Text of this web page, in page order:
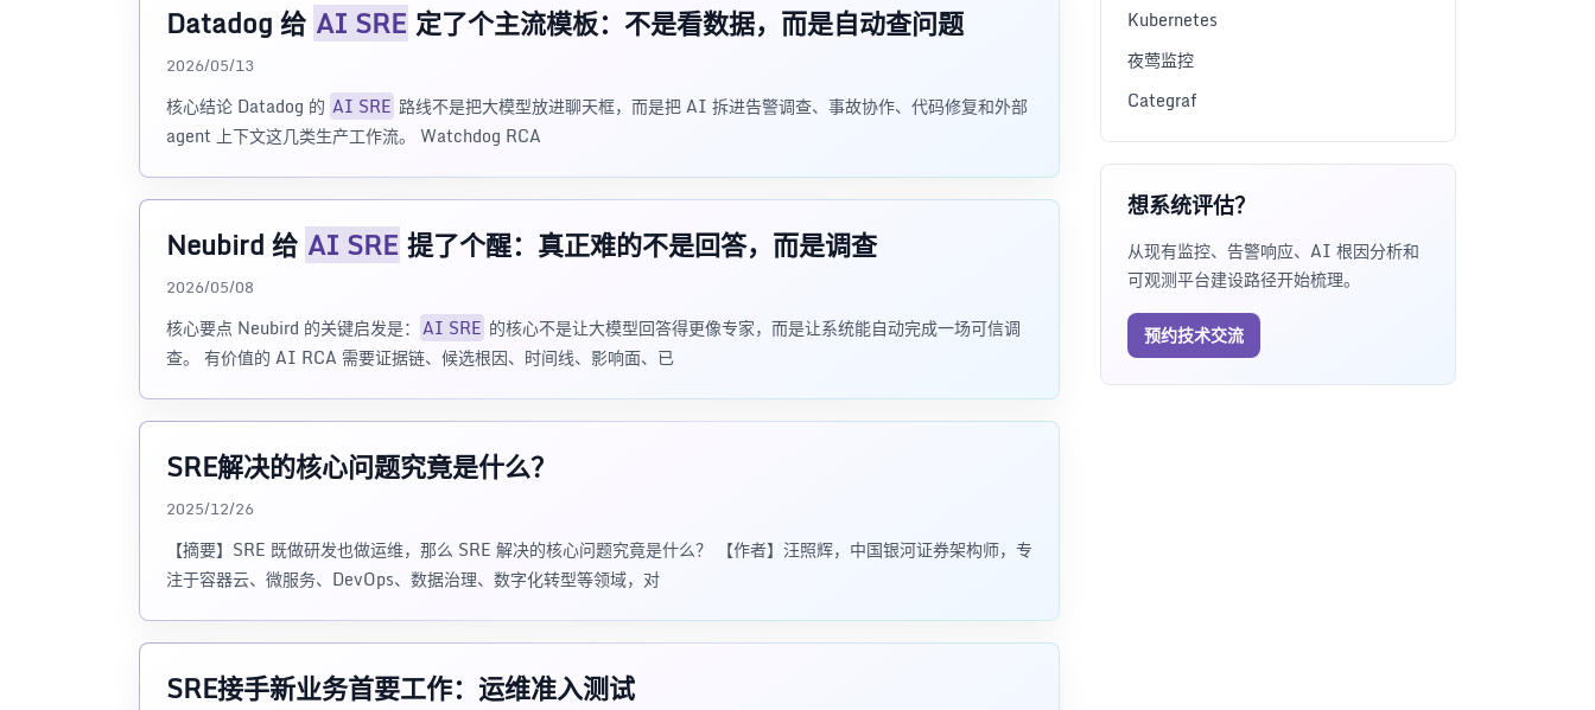
Datadog 给 AI SRE 定了个主流模板：不是看数据，而是自动查问题
2026/05/13
核心结论 Datadog 的 AI SRE 路线不是把大模型放进聊天框，而是把 AI 拆进告警调查、事故协作、代码修复和外部
agent 上下文这几类生产工作流。 Watchdog RCA
Neubird 给 AI SRE 提了个醒：真正难的不是回答，而是调查
2026/05/08
核心要点 Neubird 的关键启发是： AI SRE 的核心不是让大模型回答得更像专家，而是让系统能自动完成一场可信调
查。 有价值的 AI RCA 需要证据链、候选根因、时间线、影响面、已
SRE解决的核心问题究竟是什么？
2025/12/26
【摘要】SRE 既做研发也做运维，那么 SRE 解决的核心问题究竟是什么？ 【作者】汪照辉，中国银河证券架构师，专
注于容器云、微服务、DevOps、数据治理、数字化转型等领域，对
SRE接手新业务首要工作：运维准入测试
Kubernetes
夜莺监控
Categraf
想系统评估？
从现有监控、告警响应、AI 根因分析和
可观测平台建设路径开始梳理。
预约技术交流